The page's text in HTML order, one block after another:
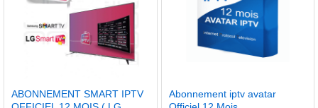
ABONNEMENT SMART IPTV
Abonnement iptv avatar